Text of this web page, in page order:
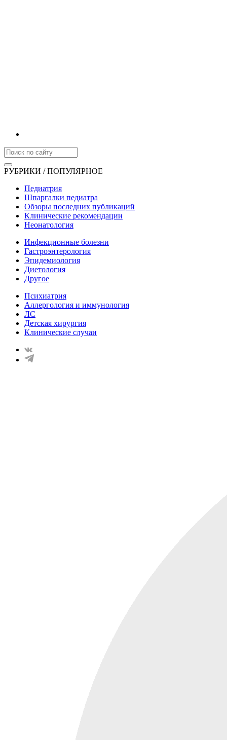
РУБРИКИ / ПОПУЛЯРНОЕ
Педиатрия
Шпаргалки педиатра
Обзоры последних публикаций
Клинические рекомендации
Неонатология
Инфекционные болезни
Гастроэнтерология
Эпидемиология
Диетология
Другое
Психиатрия
Аллергология и иммунология
ЛС
Детская хирургия
Клинические случаи